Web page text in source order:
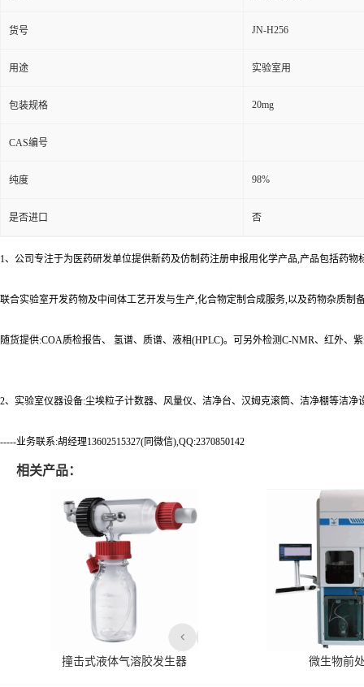
货号 JN-H256
用途 实验室用
包装规格 20mg
CAS编号
纯度 98%
是否进口 否
1、公司专注于为医药研发单位提供新药及仿制药注册申报用化学产品,产品包括药
联合实验室开发药物及中间体工艺开发与生产,化合物定制合成服务,以及药物杂质制
随货提供:COA质检报告、 氢谱、质谱、液相(HPLC)。可另外检测C-NMR、红外、
2、实验室仪器设备:尘埃粒子计数器、风量仪、洁净台、汉姆克滚筒、洁净棚等洁
-----业务联系:胡经理13602515327(同微信),QQ:2370850142
相关产品：
撞击式液体气溶胶发生器 微生物前